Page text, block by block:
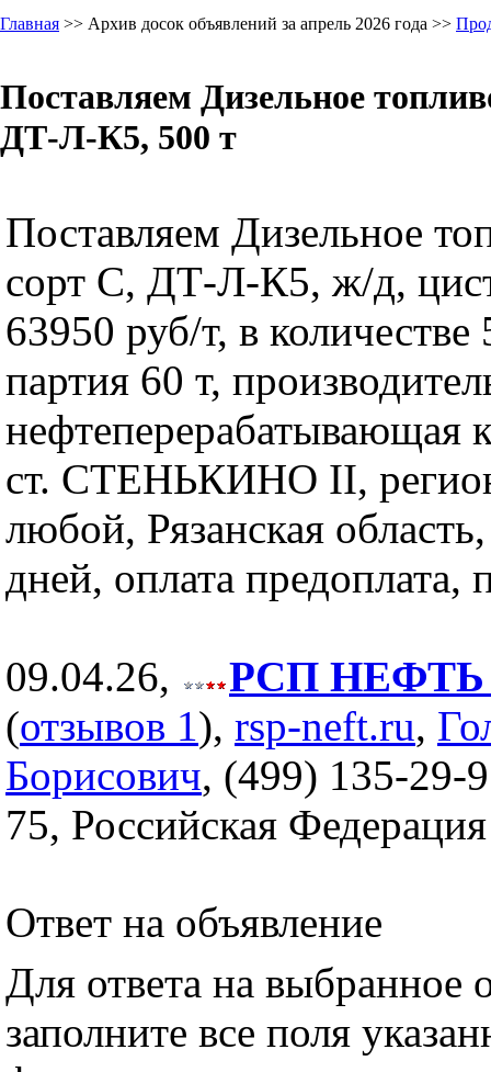
Главная >> Архив досок объявлений за апрель 2026 года >>
Поставляем Дизельное
ДТ-Л-К5, 500 т
Поставляем Дизельное
сорт C, ДТ-Л-К5, ж/д,
63950 руб/т, в
партия 60 т,
нефтеперерабатывающая
ст. СТЕНЬКИНО II,
любой, Рязанская
дней, оплата предоплата,
09.04.26,
РСП НЕФТЬ
(отзывов 1), rsp-neft.ru,
Борисович, (499) 135-29-
75, Российская Федерация
Ответ на объявление
Для ответа на выбранное
заполните все поля